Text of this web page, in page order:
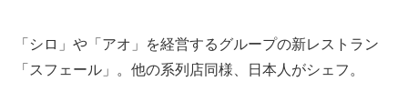
「シロ」や「アオ」を経営するグループの新レストラン
「スフェール」。他の系列店同様、日本人がシェフ。